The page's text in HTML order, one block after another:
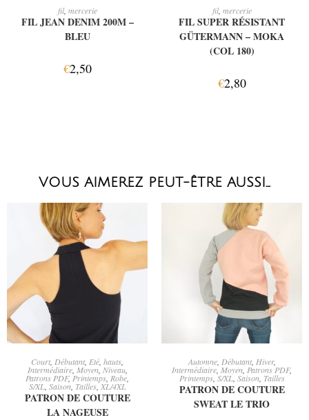
AJOUTER AU PANIER
fil, mercerie
FIL JEAN DENIM 200M –
BLEU
€2,50
LIRE LA SUITE
fil, mercerie
FIL SUPER RÉSISTANT
GÜTERMANN – MOKA
(COL 180)
€2,80
VOUS AIMEREZ PEUT-ÊTRE AUSSI…
AJOUTER AU PANIER
Court Débutant Eté hauts
Intermédiaire, Moyen, Niveau,
Patrons PDF, Printemps Robe
S/XL, Saison, Tailles,XL/4XL
PATRON DE COUTURE
LA NAGEUSE
CHOIX DES OPTIONS
Automne, Débutant, Hiver,
Intermédiaire, Moyen Patrons PDF,
Printemps,S/XL, Saison, Tailles
PATRON DE COUTURE
SWEAT LE TRIO